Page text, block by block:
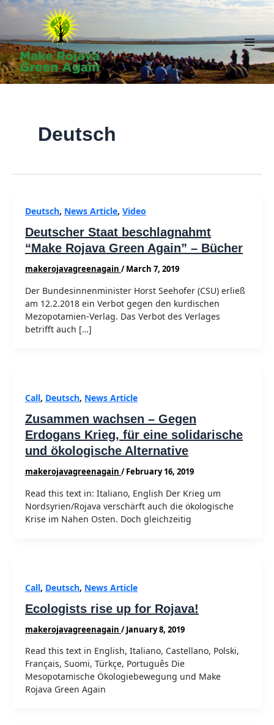
Skip
Main
Deutsch
Deutsch, News Article, Video
Deutscher Staat beschlagnahmt
“Make Rojava Green Again” – Bücher
makerojavagreenagain /March 7, 2019
Der Bundesinnenminister Horst Seehofer (CSU) erließ
am 12.2.2018 ein Verbot gegen den kurdischen
Mezopotamien-Verlag. Das Verbot des Verlages
betrifft auch […]
Call, Deutsch, News Article
Zusammen wachsen – Gegen
Erdogans Krieg, für eine solidarische
und ökologische Alternative
makerojavagreenagain /February 16, 2019
Read this text in: Italiano, English Der Krieg um
Nordsyrien/Rojava verschärft auch die ökologische
Krise im Nahen Osten. Doch gleichzeitig
Call, Deutsch, News Article
Ecologists rise up for Rojava!
makerojavagreenagain /January 8, 2019
Read this text in English, Italiano, Castellano, Polski,
Français, Suomi, Türkçe, Português Die
Mesopotamische Ökologiebewegung und Make
Rojava Green Again